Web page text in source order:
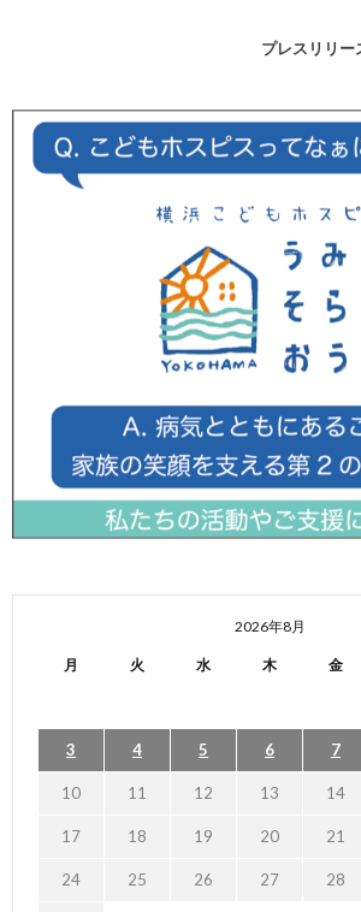
プレスリリー
2026年8月
月 火 水 木 金
3 4 5 6 7
10 11 12 13 14
17 18 19 20 21
24 25 26 27 28